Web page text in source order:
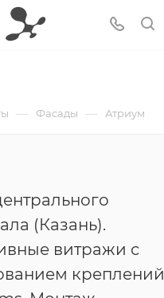
— Фасады — Атриум
(Казань).
витражи с
креплений